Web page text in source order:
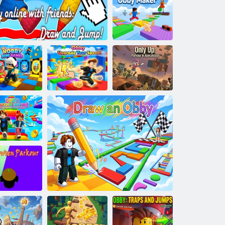
online con gli amici: Disegna e salta!
VEX 5
Obby Maker
di
Robby
Obby Migliora
la tua velocità!
Solo Up:
Parkour
nell'Apocalisse
Obby: Le
del
parkour
Parkour di